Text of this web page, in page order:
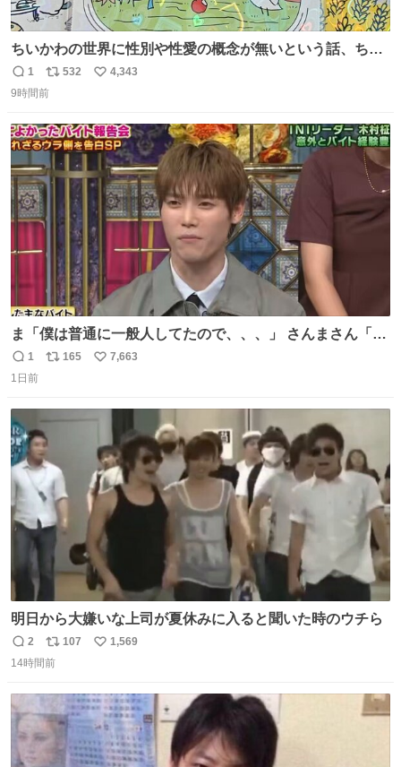
ちいかわの世界に性別や性愛の概念が無いという話、ちい
かわタロットでも恋人・女帝・女教皇あたりは性別を意識
させないように描かれてるんだよね。かなり徹底している
返
信
1
リ
ポ
ト
数
532
い
数
4,343
9時間前
ま「僕は普通に一般人してたので、、、」 さんまさん「チ
ンパンジー⁉️」 しぬwwwwwwwwwwwwwwwwwwwww
返
信
1
リ
ト
数
165
い
7,663
1日前
明日から大嫌いな上司が夏休みに入ると聞いた時のウチら
返
信
2
リ
ポ
数
107
い
数
1,569
14時間前